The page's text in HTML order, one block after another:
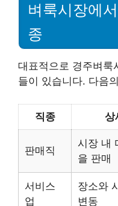
벼룩시장에
종
대표적으로 경주벼룩
들이 있습니다. 다음
직종 상
판매직
시장 내
을 판매
서비스
업
장소와
변동